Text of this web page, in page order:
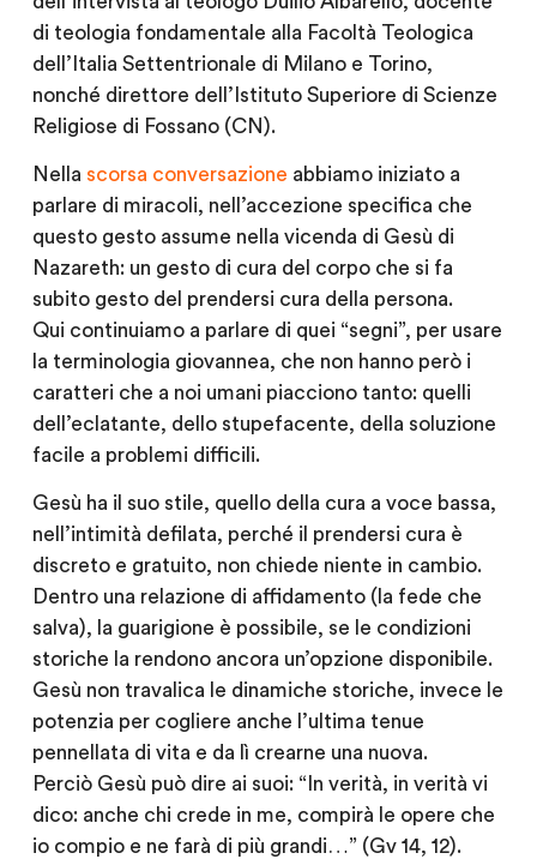
di teologia fondamentale alla Facoltà Teologica
dell’Italia Settentrionale di Milano e Torino,
nonché direttore dell’Istituto Superiore di Scienze
Religiose di Fossano (CN).
Nella scorsa conversazione abbiamo iniziato a
parlare di miracoli, nell’accezione specifica che
questo gesto assume nella vicenda di Gesù di
Nazareth: un gesto di cura del corpo che si fa
subito gesto del prendersi cura della persona.
Qui continuiamo a parlare di quei “segni”, per usare
la terminologia giovannea, che non hanno però i
caratteri che a noi umani piacciono tanto: quelli
dell’eclatante, dello stupefacente, della soluzione
facile a problemi difficili.
Gesù ha il suo stile, quello della cura a voce bassa,
nell’intimità defilata, perché il prendersi cura è
discreto e gratuito, non chiede niente in cambio.
Dentro una relazione di affidamento (la fede che
salva), la guarigione è possibile, se le condizioni
storiche la rendono ancora un’opzione disponibile.
Gesù non travalica le dinamiche storiche, invece le
potenzia per cogliere anche l’ultima tenue
pennellata di vita e da lì crearne una nuova.
Perciò Gesù può dire ai suoi: “In verità, in verità vi
dico: anche chi crede in me, compirà le opere che
io compio e ne farà di più grandi…” (Gv 14, 12).